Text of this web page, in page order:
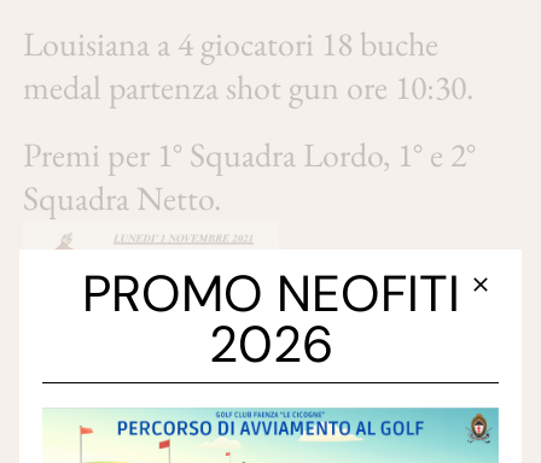
Louisiana a 4 giocatori 18 buche
medal partenza shot gun ore 10:30.
Premi per 1° Squadra Lordo, 1° e 2°
Squadra Netto.
PROMO NEOFITI
2026